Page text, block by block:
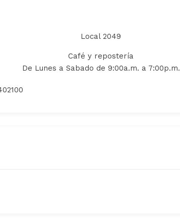
Local 2049
Café y repostería
De Lunes a Sabado de 9:00a.m. a 7:00p.m.